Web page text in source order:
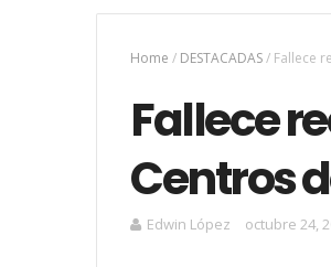
Home / DESTACADAS/ Fallece
Fallece
Centros
Edwin López octubre 24,